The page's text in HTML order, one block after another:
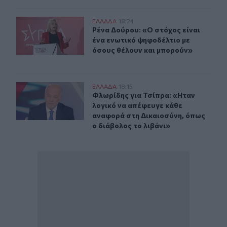
Ρένα Δούρου: «Ο στόχος είναι ένα ενωτικό
ΕΛΛAΔΑ 18:24
Ρένα Δούρου: «Ο στόχος είναι ένα
Ρένα Δούρου: «Ο στόχος είναι
ένα ενωτικό ψηφοδέλτιο με
όσους θέλουν και μπορούν»
Φλωρίδης για Τσίπρα: «Hταν λογικό να απέφευγε
ΕΛΛAΔΑ 18:15
Φλωρίδης για Τσίπρα: «Hταν
Φλωρίδης για Τσίπρα: «Hταν
λογικό να απέφευγε κάθε
αναφορά στη Δικαιοσύνη, όπως
ο διάβολος το λιβάνι»